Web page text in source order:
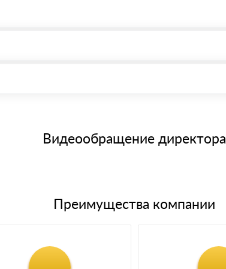
банковским картам
Видеообращение директора
Преимущества компании